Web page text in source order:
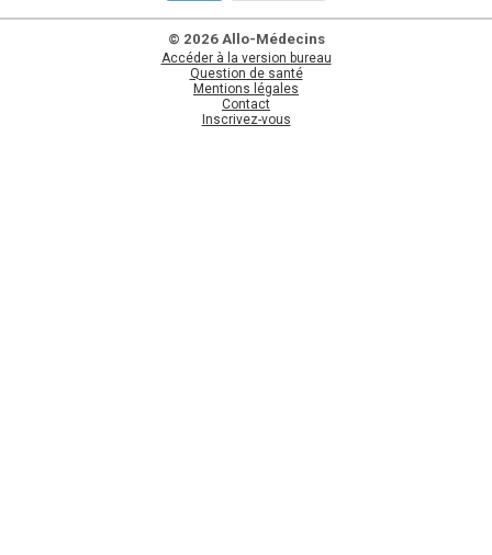
© 2026 Allo-Médecins
Accéder à la version bureau
Question de santé
Mentions légales
Contact
Inscrivez-vous